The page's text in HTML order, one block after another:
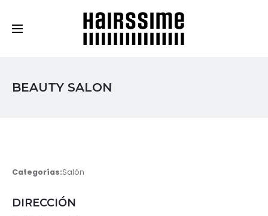
BEAUTY SALON
Categorías:Salón
DIRECCIÓN